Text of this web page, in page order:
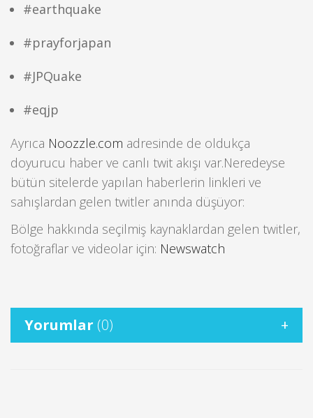
#earthquake
#prayforjapan
#JPQuake
#eqjp
Ayrıca Noozzle.com adresinde de oldukça
doyurucu haber ve canlı twit akışı var.Neredeyse
bütün sitelerde yapılan haberlerin linkleri ve
sahışlardan gelen twitler anında düşüyor:
Bölge hakkında seçilmiş kaynaklardan gelen twitler,
fotoğraflar ve videolar için: Newswatch
Yorumlar (0)